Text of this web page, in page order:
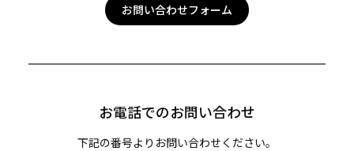
お問い合わせフォーム
お電話でのお問い合わせ
下記の番号よりお問い合わせください。